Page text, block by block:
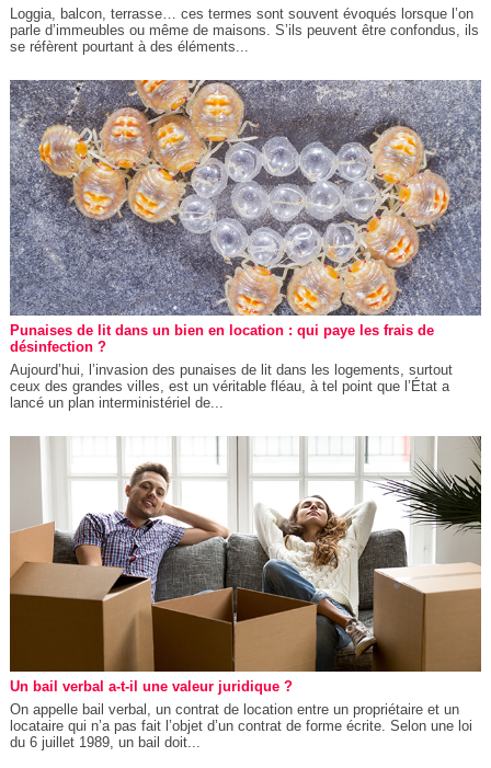
Loggia, balcon, terrasse… ces termes sont souvent évoqués lorsque l’on
parle d’immeubles ou même de maisons. S’ils peuvent être confondus, ils
se réfèrent pourtant à des éléments...
Punaises de lit dans un bien en location : qui paye les frais de
désinfection ?
Aujourd’hui, l’invasion des punaises de lit dans les logements, surtout
ceux des grandes villes, est un véritable fléau, à tel point que l’État a
lancé un plan interministériel de...
Un bail verbal a-t-il une valeur juridique ?
On appelle bail verbal, un contrat de location entre un propriétaire et un
locataire qui n’a pas fait l’objet d’un contrat de forme écrite. Selon une loi
du 6 juillet 1989, un bail doit...